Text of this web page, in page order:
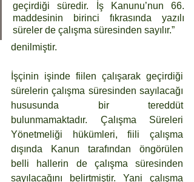
geçirdiği süredir. İş Kanunu’nun 66.
maddesinin birinci fıkrasında yazılı
süreler de çalışma süresinden sayılır.”
denilmiştir.
İşçinin işinde fiilen çalışarak geçirdiği
sürelerin çalışma süresinden sayılacağı
hususunda bir tereddüt
bulunmamaktadır. Çalışma Süreleri
Yönetmeliği hükümleri, fiili çalışma
dışında Kanun tarafından öngörülen
belli hallerin de çalışma süresinden
sayılacağını belirtmiştir. Yani çalışma